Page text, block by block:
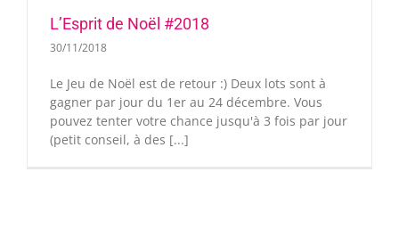
L’Esprit de Noël #2018
30/11/2018
Le Jeu de Noël est de retour :) Deux lots sont à
gagner par jour du 1er au 24 décembre. Vous
pouvez tenter votre chance jusqu'à 3 fois par jour
(petit conseil, à des [...]